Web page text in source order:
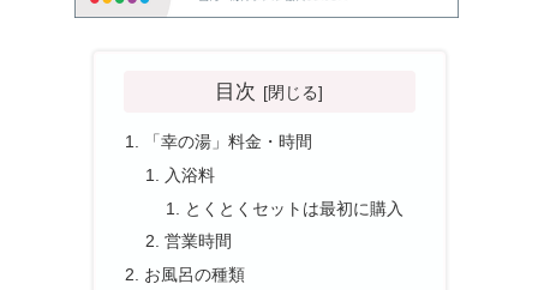
目次
「幸の湯」料金・時間
入浴料
とくとくセットは最初に購入
営業時間
お風呂の種類